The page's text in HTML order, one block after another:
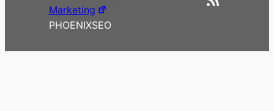
Marketing
PHOENIXSEO